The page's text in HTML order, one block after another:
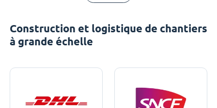
Construction et logistique de chantiers
à grande échelle